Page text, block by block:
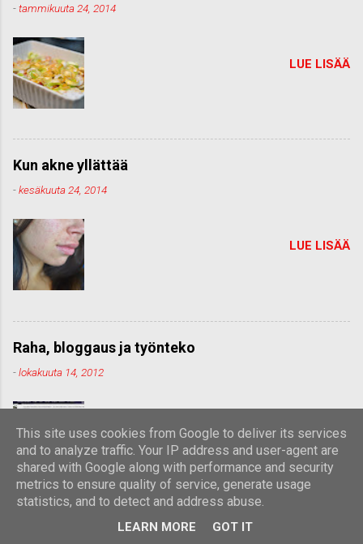
-tammikuuta 24, 2014
LUE LISÄÄ
Kun akne yllättää
-kesäkuuta 24, 2014
LUE LISÄÄ
Raha, bloggaus ja työnteko
-lokakuuta 14, 2012
LUE LISÄÄ
Suihkusuodatin ja hiukset - miksi en enää
This site uses cookies from Google to deliver its services
and to analyze traffic. Your IP address and user-agent are
shared with Google along with performance and security
metrics to ensure quality of service, generate usage
statistics, and to detect and address abuse.
LEARN MORE GOT IT